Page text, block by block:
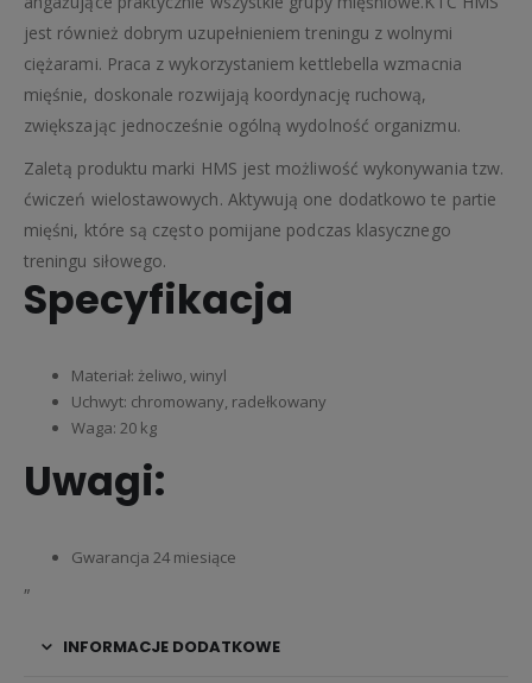
jest również dobrym uzupełnieniem treningu z wolnymi
ciężarami. Praca z wykorzystaniem kettlebella wzmacnia
mięśnie, doskonale rozwijają koordynację ruchową,
zwiększając jednocześnie ogólną wydolność organizmu.
Zaletą produktu marki HMS jest możliwość wykonywania tzw.
ćwiczeń wielostawowych. Aktywują one dodatkowo te partie
mięśni, które są często pomijane podczas klasycznego
treningu siłowego.
Specyfikacja
Materiał: żeliwo, winyl
Uchwyt: chromowany, radełkowany
Waga: 20 kg
Uwagi:
Gwarancja 24 miesiące
„
INFORMACJE DODATKOWE